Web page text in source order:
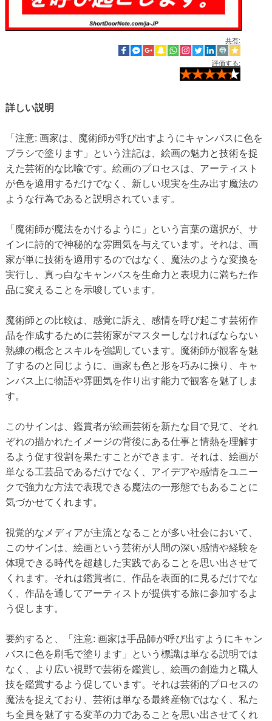
共有:
評価する:
詳しい説明
「注意: 画家は、魔術師が呼び出すようにキャンバスに色を
ブラシで塗ります」という注記は、絵画の魅力と技術を捉
えた芸術的な比喩です。絵画のプロセスは、アーティスト
が色を適用するだけでなく、新しい現実を生み出す魔法の
ような行為であると説明されています。
「魔術師が魔法をかけるように」という言葉の選択が、サ
インに詩的で神秘的な雰囲気を与えています。それは、画
家が単に技術を適用するのではなく、魔法のような変換を
実行し、真っ白なキャンバスを生命力と表現力に満ちた作
品に変えることを示唆しています。
魔術師との比較は、感覚に訴え、感情を呼び起こす芸術作
品を作成するために芸術家がマスターしなければならない
熟練の概念とスキルを強調しています。魔術師が観客を魅
了するのと同じように、画家も色と形を巧みに操り、キャ
ンバス上に物語や雰囲気を作り出す能力で観客を魅了しま
す。
このサインは、鑑賞者が絵画芸術を新たな目で見て、それ
ぞれの描かれたイメージの背後にある仕事と情熱を理解す
るよう促す役割を果たすことができます。それは、絵画が
単なる工芸品であるだけでなく、アイデアや感情をユニー
クで強力な方法で表現できる魔法の一形態でもあることに
気づかせてくれます。
視覚的なメディアが主流となることが多い社会において、
このサインは、絵画という芸術が人間の深い感情や経験を
体現できる時代を超越した実践であることを思い出させて
くれます。それは鑑賞者に、作品を表面的に見るだけでな
く、作品を通してアーティストが提供する旅に参加するよ
う促します。
要約すると、「注意: 画家は手品師が呼び出すようにキャン
バスに色を刷毛で塗ります」という標識は単なる説明では
なく、より広い視野で芸術を鑑賞し、絵画の創造力と職人
技を鑑賞するよう促しています。それは芸術的プロセスの
魔法を捉えており、芸術は単なる最終産物ではなく、私た
ち全員を魅了する変革の力であることを思い出させてくれ